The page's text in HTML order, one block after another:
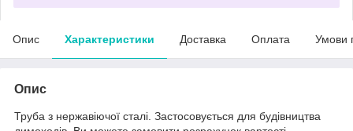
Опис Характеристики Доставка Оплата Умови
Опис
Труба з нержавіючої сталі. Застосовується для будівництва